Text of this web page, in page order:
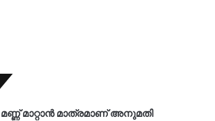
മണ്ണ് മാറ്റാൻ മാത്രമാണ് അനുമതി